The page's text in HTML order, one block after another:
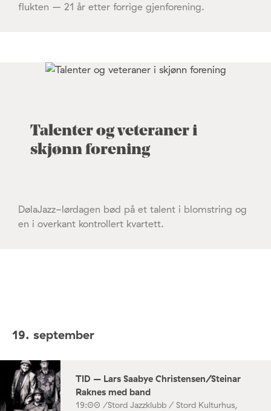
flukten – 21 år etter forrige gjenforening.
Talenter og veteraner i
skjønn forening
DølaJazz-lørdagen bød på et talent i blomstring og
en i overkant kontrollert kvartett.
19. september
TID – Lars Saabye Christensen/Steinar
Raknes med band
19:00 /Stord Jazzklubb / Stord Kulturhus,